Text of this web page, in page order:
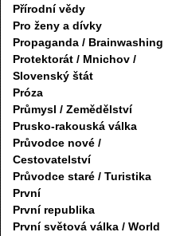
Přírodní vědy
Pro ženy a dívky
Propaganda / Brainwashing
Protektorát / Mnichov /
Slovenský štát
Próza
Průmysl / Zemědělství
Prusko-rakouská válka
Průvodce nové /
Cestovatelství
Průvodce staré / Turistika
První
První republika
První světová válka / World